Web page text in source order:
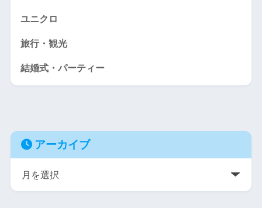
ユニクロ
旅行・観光
結婚式・パーティー
アーカイブ